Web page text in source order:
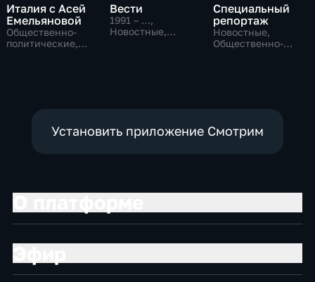
Италия с Асей
Емельяновой
Общественно-
политические,
Вести
1991 – …,
Новостные,
Специальный
репортаж
Новостные,
Общественно-
Установить приложение Смотрим